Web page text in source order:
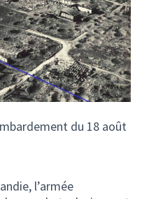
du 18 août
l’armée